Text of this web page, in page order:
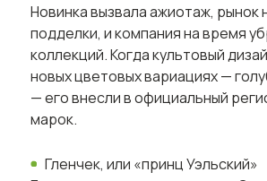
Новинка вызвала ажиотаж, рынок
подделки, и компания на время
коллекций. Когда культовый
новых цветовых вариациях —
— его внесли в официальный
марок.
Гленчек, или «принц Уэльский»